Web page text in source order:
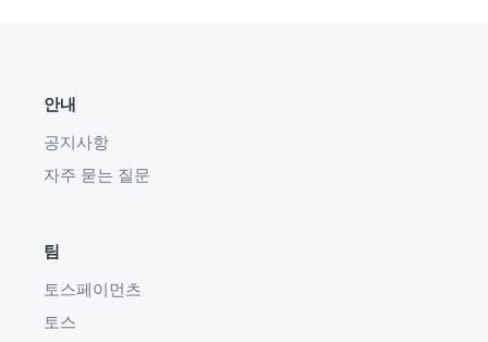
안내
공지사항
자주 묻는 질문
팀
토스페이먼츠
토스